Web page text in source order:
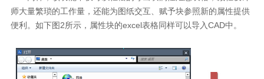
师大量繁琐的工作量，还能为图纸交互、赋予块参照新的属性提供
便利。如下图2所示，属性块的excel表格同样可以导入CAD中。